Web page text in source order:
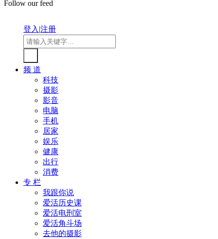
Follow our feed
登入|注册
频 道
科技
摄影
影音
电脑
手机
居家
娱乐
健康
出行
消费
专 栏
我跟你说
爱活历史课
爱活电刑室
爱活角斗场
去他的摄影